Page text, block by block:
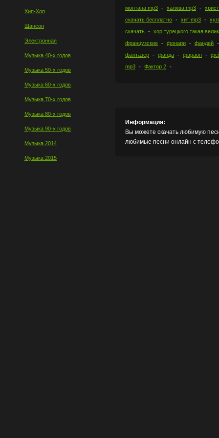
Хип-Хоп
Шансон
Электронная
Музыка 40-х годов
Музыка 50-х годов
Музыка 60-х годов
Музыка 70-х годов
Музыка 80-х годов
Музыка 90-х годов
Музыка 2014
Музыка 2015
монтана mp3
халява mp3
скачать бесплатно
хит mp3
скачать
хор турецкого такая
французские
фонари
фандей
фантазер
фанда фараон
mp3
Фактор 2
Информация:
Вы можете скачать любимую
любимые песни онлайн с